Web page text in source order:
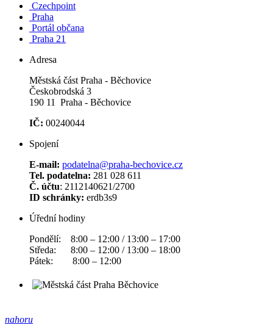
Czechpoint
Praha
Portál občana
Praha 21
Adresa
Městská část Praha - Běchovice
Českobrodská 3
190 11 Praha - Běchovice
IČ: 00240044
Spojení
E-mail: podatelna@praha-bechovice.cz
Tel. podatelna: 281 028 611
Č. účtu: 2112140621/2700
ID schránky: erdb3s9
Úřední hodiny
Pondělí: 8:00 – 12:00 / 13:00 – 17:00
Středa: 8:00 – 12:00 / 13:00 – 18:00
Pátek: 8:00 – 12:00
nahoru